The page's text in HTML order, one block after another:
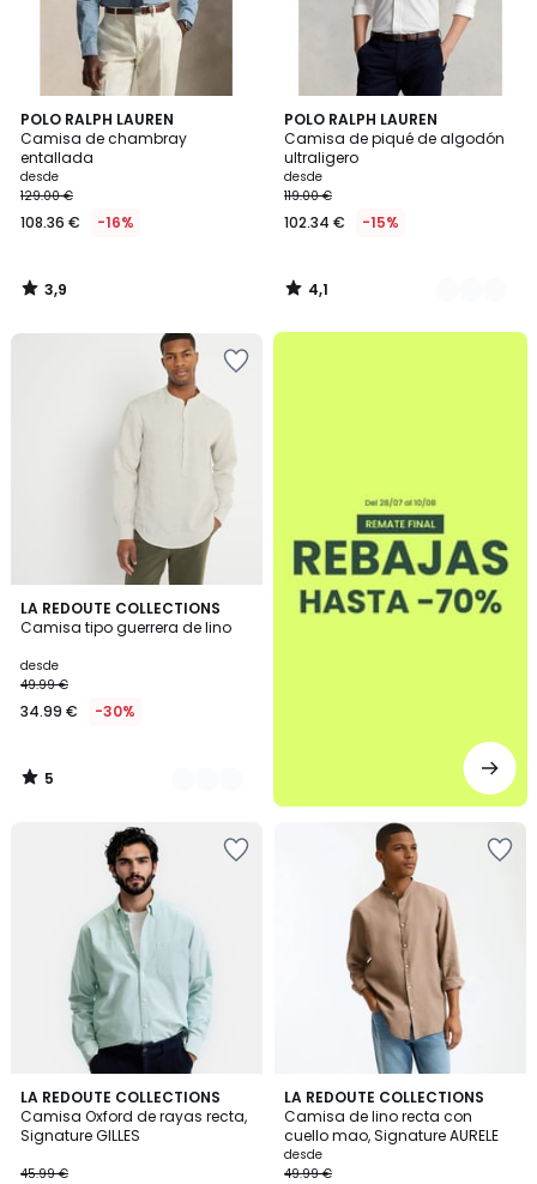
POLO RALPH LAUREN
Camisa de chambray
entallada
desde
129.00 €
108.36 € -16%
3,9
/ 5
3,9
/
POLO RALPH LAUREN
Camisa de piqué de algodón
ultraligero
desde
119.00 €
102.34 € -15%
4,1
/ 5
4
Colores
4,1
/
LA REDOUTE COLLECTIONS
Camisa tipo guerrera de lino
desde
49.99 €
34.99 € -30%
5
/
3
Colores
5
/
.
LA REDOUTE COLLECTIONS
Camisa Oxford de rayas recta,
Signature GILLES
45.99 €
5
/
5
LA REDOUTE COLLECTIONS
Camisa de lino recta con
cuello mao, Signature AURELE
desde
49.99 €
4,7
/ 5
8
Colores